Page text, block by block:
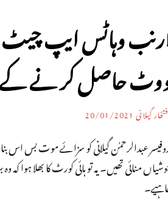
وہاٹس ایپ چیٹ
حاصل کر نے کے
گیلانی 20/01/2021
عبدالرحمٰن گیلانی کو سزائے موت بس اس
منائی تھیں۔ یہ تو ہائی کورٹ کا بھلا ہوا